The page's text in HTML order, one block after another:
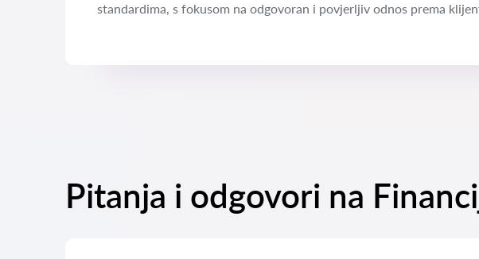
standardima, s fokusom na odgovoran i povjerljiv odnos prema
Pitanja i odgovori na